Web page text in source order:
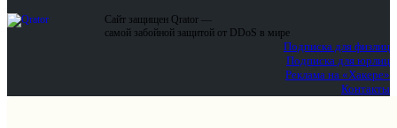
Сайт защищен Qrator —
самой забойной защитой от DDoS в мире
Подписка для физлиц
Подписка для юрлиц
Реклама на «Хакере»
Контакты